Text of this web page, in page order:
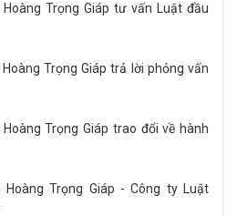
Hoàng Trọng Giáp tư vấn Luật đầu
Trọng Giáp trả lời phỏng vấn
Trọng Giáp trao đổi về hành
Hoàng Trọng Giáp - Công ty Luật